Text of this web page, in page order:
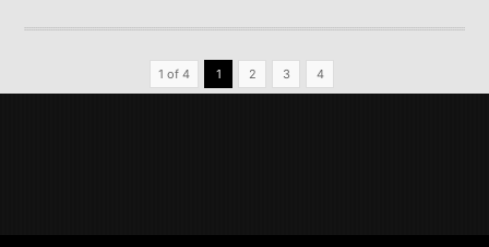
1 of 4 1 2 3 4